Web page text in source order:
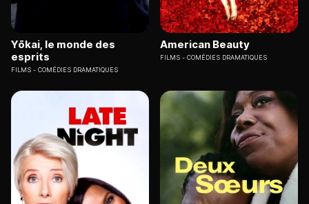
Yōkai, le monde des
esprits
FILMS COMÉDIES DRAMATIQUES
American Beauty
FILMS COMÉDIES DRAMATIQUES